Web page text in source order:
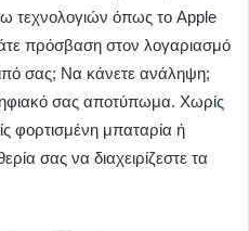
τεχνολογιών όπως το Apple
πρόσβαση στον λογαριασμό
σας; Να κάνετε ανάληψη;
σας αποτύπωμα. Χωρίς
φορτισμένη μπαταρία ή
σας να διαχειρίζεστε τα